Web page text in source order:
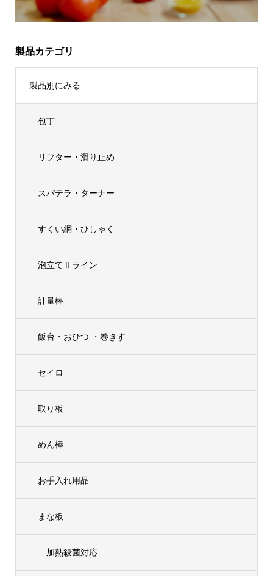
製品カテゴリ
製品別にみる
包丁
リフター・滑り止め
スパテラ・ターナー
すくい網・ひしゃく
泡立てⅡライン
計量棒
飯台・おひつ ・巻きす
セイロ
取り板
めん棒
お手入れ用品
まな板
加熱殺菌対応